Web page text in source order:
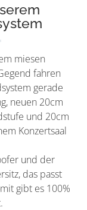
miesen
fahren
gerade
neuen 20cm
und 20cm
Konzertsaal
und der
das passt
gibt es 100%